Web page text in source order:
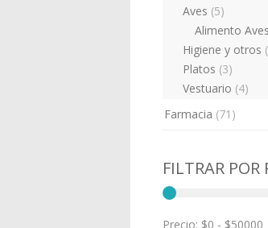
Aves (5)
Alimento Aves
Higiene y otros
Platos (3)
Vestuario (4)
Farmacia (71)
FILTRAR POR
Precio: